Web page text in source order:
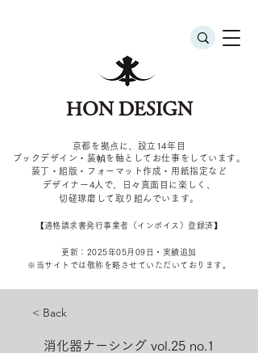
HON DESIGN
京都を拠点に、設立14年目
ブックデザイン・装幀を軸としてお仕事をしています。
装丁・組版・フォーマット作成・用紙指定など
デザイナー4 人で、日々真面目に楽しく、
切磋琢磨して取り組んでいます。
​【適格請求書発行事業者（インボイス）登録済】
更新：2025年05 月09 日・実績追加
​※当サイトでは敬称を 略させていただいております。
< Back
消化器ナーシング vol.25 no.1